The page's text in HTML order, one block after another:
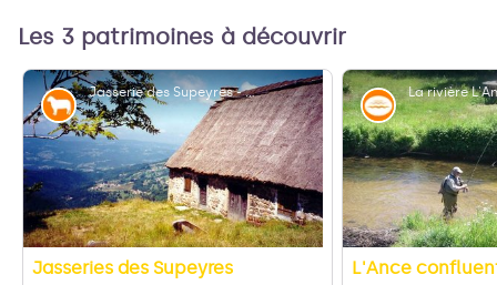
Les 3 patrimoines à découvrir
Jasserie des Supeyres - La Chaulme
Pastoralisme
Jasseries des Supeyres
Eaux et
L'Ance